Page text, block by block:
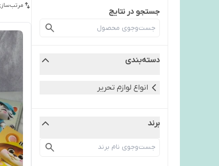
جستجو در نتایج
دسته‌بندی
انواع لوازم تحریر
برند